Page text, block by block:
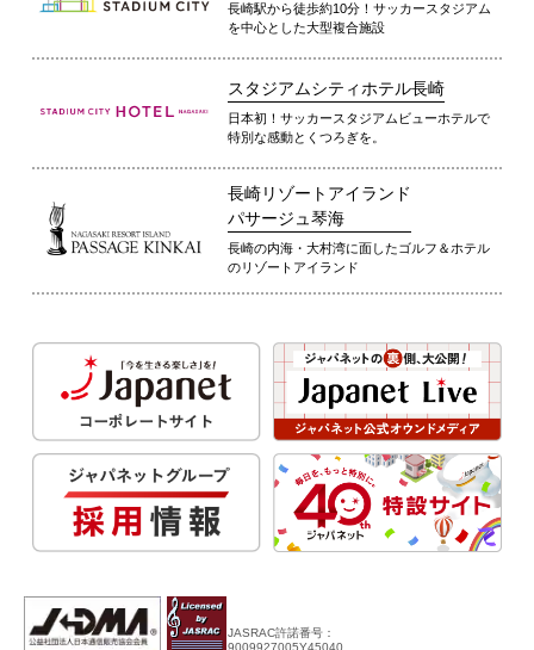
長崎駅から徒歩約10分！サッカースタジアム
を中心とした大型複合施設
スタジアムシティホテル長崎
日本初！サッカースタジアムビューホテルで
特別な感動とくつろぎを。
長崎リゾートアイランド
パサージュ琴海
長崎の内海・大村湾に面したゴルフ＆ホテル
のリゾートアイランド
JASRAC許諾番号：
9009927005Y45040